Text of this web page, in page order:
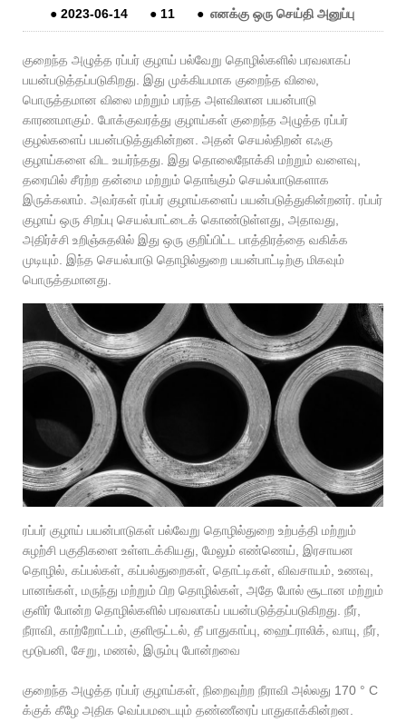
● 2023-06-14 ● 11 ● எனக்கு ஒரு செய்தி அனுப்பு
குறைந்த அழுத்த ரப்பர் குழாய் பல்வேறு தொழில்களில் பரவலாகப்
பயன்படுத்தப்படுகிறது. இது முக்கியமாக குறைந்த விலை,
பொருத்தமான விலை மற்றும் பரந்த அளவிலான பயன்பாடு
காரணமாகும். போக்குவரத்து குழாய்கள் குறைந்த அழுத்த ரப்பர்
குழல்களைப் பயன்படுத்துகின்றன. அதன் செயல்திறன் எஃகு
குழாய்களை விட உயர்ந்தது. இது தொலைநோக்கி மற்றும் வளைவு,
தரையில் சீரற்ற தன்மை மற்றும் தொங்கும் செயல்பாடுகளாக
இருக்கலாம். அவர்கள் ரப்பர் குழாய்களைப் பயன்படுத்துகின்றனர். ரப்பர்
குழாய் ஒரு சிறப்பு செயல்பாட்டைக் கொண்டுள்ளது, அதாவது,
அதிர்ச்சி உறிஞ்சுதலில் இது ஒரு குறிப்பிட்ட பாத்திரத்தை வகிக்க
முடியும். இந்த செயல்பாடு தொழில்துறை பயன்பாட்டிற்கு மிகவும்
பொருத்தமானது.
ரப்பர் குழாய் பயன்பாடுகள் பல்வேறு தொழில்துறை உற்பத்தி மற்றும்
சுழற்சி பகுதிகளை உள்ளடக்கியது, மேலும் எண்ணெய், இரசாயன
தொழில், கப்பல்கள், கப்பல்துறைகள், தொட்டிகள், விவசாயம், உணவு,
பானங்கள், மருந்து மற்றும் பிற தொழில்கள், அதே போல் சூடான மற்றும்
குளிர் போன்ற தொழில்களில் பரவலாகப் பயன்படுத்தப்படுகிறது. நீர்,
நீராவி, காற்றோட்டம், குளிரூட்டல், தீ பாதுகாப்பு, ஹைட்ராலிக், வாயு, நீர்,
மூடுபனி, சேறு, மணல், இரும்பு போன்றவை
குறைந்த அழுத்த ரப்பர் குழாய்கள், நிறைவுற்ற நீராவி அல்லது 170 ° C
க்குக் கீழே அதிக வெப்பமடையும் தண்ணீரைப் பாதுகாக்கின்றன.